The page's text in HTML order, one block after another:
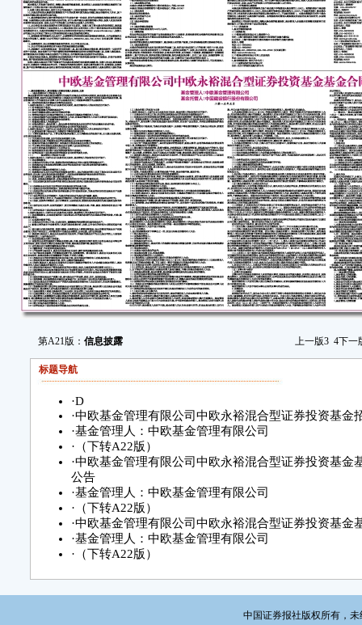
第A21版： 信息披露 上一版3 4下一
标题导航
·D
·中欧基金管理有限公司中欧永裕混合型证券投资基金
·基金管理人：中欧基金管理有限公司
· （下转A22版）
·中欧基金管理有限公司中欧永裕混合型证券投资基金
公告
·基金管理人：中欧基金管理有限公司
· （下转A22版）
·中欧基金管理有限公司中欧永裕混合型证券投资基金
·基金管理人：中欧基金管理有限公司
· （下转A22版）
中国证券报社版权所有，未